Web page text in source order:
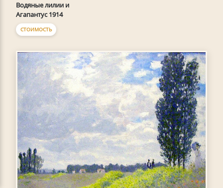
Водяные лилии и
Агапантус 1914
СТОИМОСТЬ